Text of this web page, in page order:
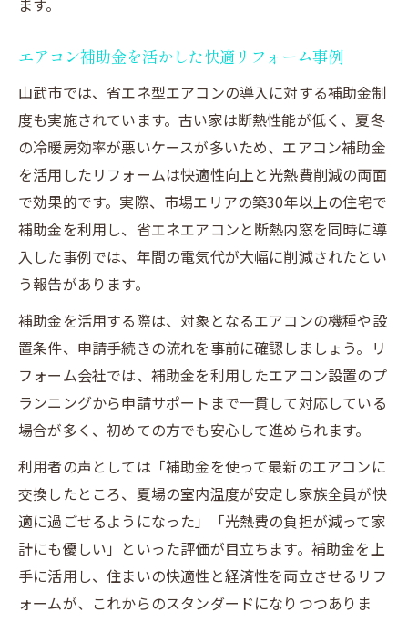
ます。
エアコン補助金を活かした快適リフォーム事例
山武市では、省エネ型エアコンの導入に対する補助金制
度も実施されています。古い家は断熱性能が低く、夏冬
の冷暖房効率が悪いケースが多いため、エアコン補助金
を活用したリフォームは快適性向上と光熱費削減の両面
で効果的です。実際、市場エリアの築30年以上の住宅で
補助金を利用し、省エネエアコンと断熱内窓を同時に導
入した事例では、年間の電気代が大幅に削減されたとい
う報告があります。
補助金を活用する際は、対象となるエアコンの機種や設
置条件、申請手続きの流れを事前に確認しましょう。リ
フォーム会社では、補助金を利用したエアコン設置のプ
ランニングから申請サポートまで一貫して対応している
場合が多く、初めての方でも安心して進められます。
利用者の声としては「補助金を使って最新のエアコンに
交換したところ、夏場の室内温度が安定し家族全員が快
適に過ごせるようになった」「光熱費の負担が減って家
計にも優しい」といった評価が目立ちます。補助金を上
手に活用し、住まいの快適性と経済性を両立させるリフ
ォームが、これからのスタンダードになりつつありま